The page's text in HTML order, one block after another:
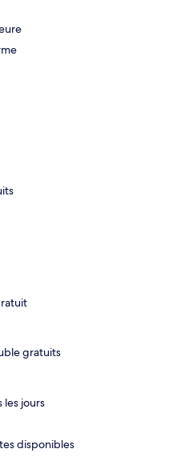
gratuits
les jours
disponibles